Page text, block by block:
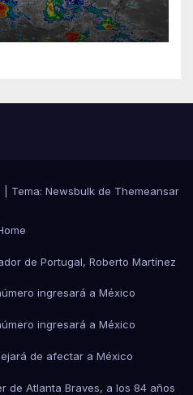
Tema: Newsbulkde Themeansar
de Portugal, Roberto Martínez
ingresará a México
ingresará a México
de afectar a México
de Atlanta Braves, a los 84 años